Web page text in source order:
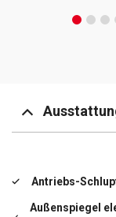
Antriebs-
Außenspiegel